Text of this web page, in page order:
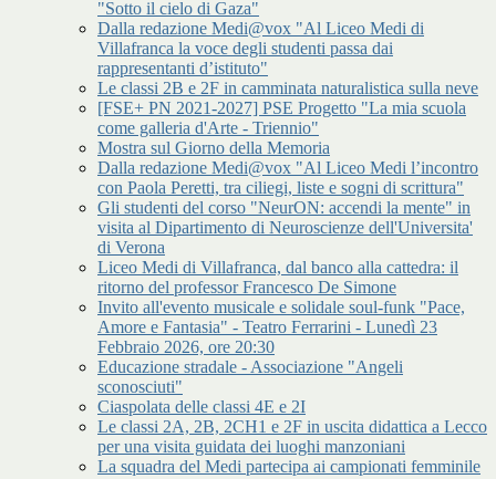
"Sotto il cielo di Gaza"
Dalla redazione Medi@vox "Al Liceo Medi di
Villafranca la voce degli studenti passa dai
rappresentanti d’istituto"
Le classi 2B e 2F in camminata naturalistica sulla neve
[FSE+ PN 2021-2027] PSE Progetto "La mia scuola
come galleria d'Arte - Triennio"
Mostra sul Giorno della Memoria
Dalla redazione Medi@vox "Al Liceo Medi l’incontro
con Paola Peretti, tra ciliegi, liste e sogni di scrittura"
Gli studenti del corso "NeurON: accendi la mente" in
visita al Dipartimento di Neuroscienze dell'Universita'
di Verona
Liceo Medi di Villafranca, dal banco alla cattedra: il
ritorno del professor Francesco De Simone
Invito all'evento musicale e solidale soul-funk "Pace,
Amore e Fantasia" - Teatro Ferrarini - Lunedì 23
Febbraio 2026, ore 20:30
Educazione stradale - Associazione "Angeli
sconosciuti"
Ciaspolata delle classi 4E e 2I
Le classi 2A, 2B, 2CH1 e 2F in uscita didattica a Lecco
per una visita guidata dei luoghi manzoniani
La squadra del Medi partecipa ai campionati femminile